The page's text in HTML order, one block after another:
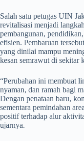
Salah satu petugas UIN
revitalisasi menjadi
pembangunan,
efisien. Pembaruan
yang dinilai mampu
kesan semrawut di sekitar
“Perubahan ini membuat
nyaman, dan ramah bagi
Dengan penataan baru,
sementara pemindahan
positif terhadap alur
ujarnya.